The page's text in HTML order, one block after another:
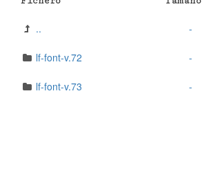
.. -
lf-font-v.72 -
lf-font-v.73 -